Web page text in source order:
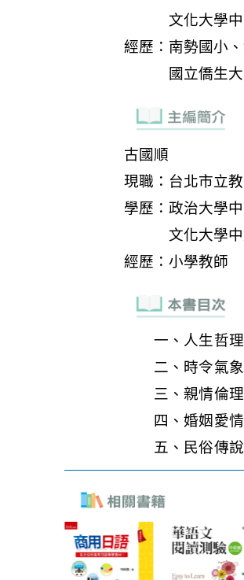
一、人生哲理
二、時令氣象
三、親情倫理
四、婚姻愛情
五、民俗傳說